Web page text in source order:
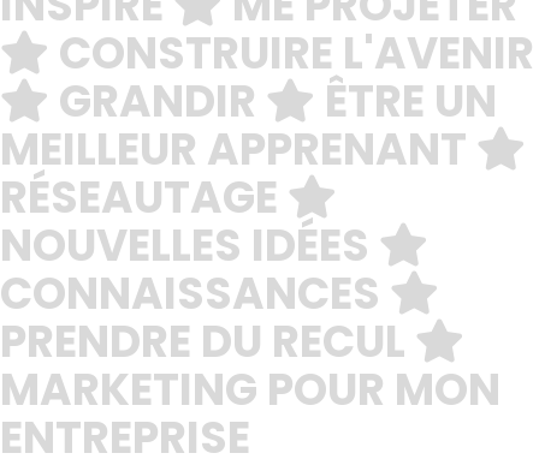
CONSTRUIRE L'AVENIR
GRANDIR ÊTRE UN
MEILLEUR APPRENANT
RÉSEAUTAGE
NOUVELLES IDÉES
CONNAISSANCES
PRENDRE DU RECUL
MARKETING POUR MON
ENTREPRISE